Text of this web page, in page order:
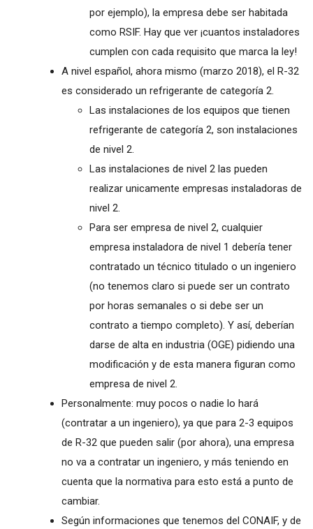
por ejemplo), la empresa debe ser habitada
como RSIF. Hay que ver ¡cuantos instaladores
cumplen con cada requisito que marca la ley!
A nivel español, ahora mismo (marzo 2018), el R-32
es considerado un refrigerante de categoría 2.
Las instalaciones de los equipos que tienen
refrigerante de categoría 2, son instalaciones
de nivel 2.
Las instalaciones de nivel 2 las pueden
realizar unicamente empresas instaladoras de
nivel 2.
Para ser empresa de nivel 2, cualquier
empresa instaladora de nivel 1 debería tener
contratado un técnico titulado o un ingeniero
(no tenemos claro si puede ser un contrato
por horas semanales o si debe ser un
contrato a tiempo completo). Y así, deberían
darse de alta en industria (OGE) pidiendo una
modificación y de esta manera figuran como
empresa de nivel 2.
Personalmente: muy pocos o nadie lo hará
(contratar a un ingeniero), ya que para 2-3 equipos
de R-32 que pueden salir (por ahora), una empresa
no va a contratar un ingeniero, y más teniendo en
cuenta que la normativa para esto está a punto de
cambiar.
Según informaciones que tenemos del CONAIF, y de